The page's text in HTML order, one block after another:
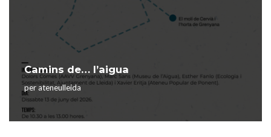
Camins de… l’aigua
perateneulleida